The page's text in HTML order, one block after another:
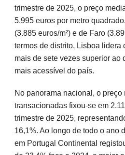
trimestre de 2025, o preço
5.995 euros por metro
(3.885 euros/m²) e de Faro
termos de distrito, Lisboa lidera
mais de sete vezes superior ao
mais acessível do país.
No panorama nacional, o
transacionadas fixou-se em
trimestre de 2025,
16,1%. Ao longo de todo o ano
em Portugal Continental